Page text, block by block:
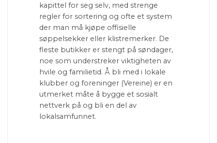
kapittel for seg selv, med strenge
regler for sortering og ofte et system
der man må kjøpe offisielle
søppelsekker eller klistremerker. De
fleste butikker er stengt på søndager,
noe som understreker viktigheten av
hvile og familietid. Å bli med i lokale
klubber og foreninger (Vereine) er en
utmerket måte å bygge et sosialt
nettverk på og bli en del av
lokalsamfunnet.